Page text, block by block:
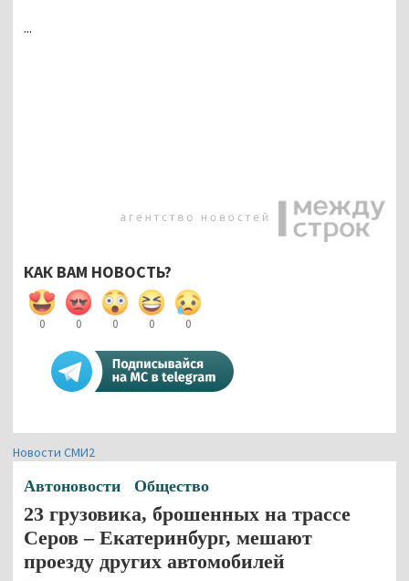
...
КАК ВАМ НОВОСТЬ?
0 0 0 0 0
Новости СМИ2
Автоновости Общество
23 грузовика, брошенных на трассе
Серов – Екатеринбург, мешают
проезду других автомобилей